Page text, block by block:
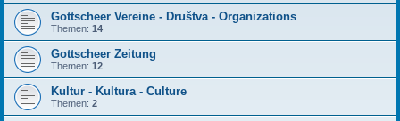
Gottscheer Vereine - Društva - Organizations
Themen: 14
Gottscheer Zeitung
Themen: 12
Kultur - Kultura - Culture
Themen: 2